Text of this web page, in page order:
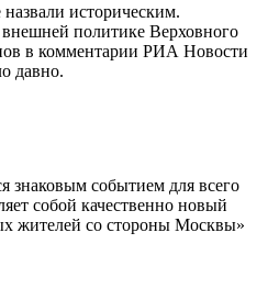
историческим.
политике Верховного
в комментарии РИА Новости
давно.
знаковым событием для всего
собой качественно новый
жителей со стороны Москвы»